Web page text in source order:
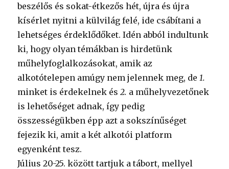
beszélős és sokat-étkezős hét, újra és újra
kísérlet nyitni a külvilág felé, ide csábítani a
lehetséges érdeklődőket. Idén abból indultunk
ki, hogy olyan témákban is hirdetünk
műhelyfoglalkozásokat, amik az
alkotótelepen amúgy nem jelennek meg, de 1.
minket is érdekelnek és2. a műhelyvezetőnek
is lehetőséget adnak, így pedig
összességükben épp azt a sokszínűséget
fejezik ki, amit a két alkotói platform
egyenként tesz.
Július 20-25. között tartjuk a tábort, mellyel